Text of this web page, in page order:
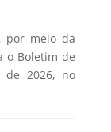
por meio da
o Boletim de
de 2026, no